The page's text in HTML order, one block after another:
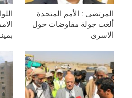
المرتضى : الأمم المتحدة
ألغت جولة مفاوضات حول
الاسرى